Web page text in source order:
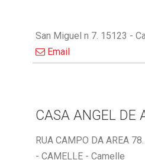
San Miguel n 7. 15123 -
Email
CASA ANGEL DE
RUA CAMPO DA AREA
- CAMELLE - Camelle